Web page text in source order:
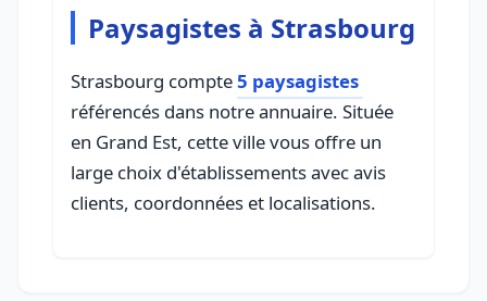
Paysagistes à Strasbourg
Strasbourg compte5 paysagistes
référencés dans notre annuaire. Située
en Grand Est, cette ville vous offre un
large choix d'établissements avec avis
clients, coordonnées et localisations.